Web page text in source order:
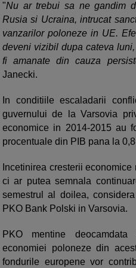
"Nu ar trebui sa ne gandim
Rusia si Ucraina, intrucat
vanzarilor poloneze in UE.
deveni vizibil dupa cateva
fi amanate din cauza
Janecki.
In conditiile escaladarii
guvernului de la Varsovia
economice in 2014-2015 au
procentuale din PIB pana la
Incetinirea cresterii
ci ar putea semnala
semestrul al doilea,
PKO Bank Polski in Varsovia.
PKO mentine deocamdata
economiei poloneze din
fondurile europene vor